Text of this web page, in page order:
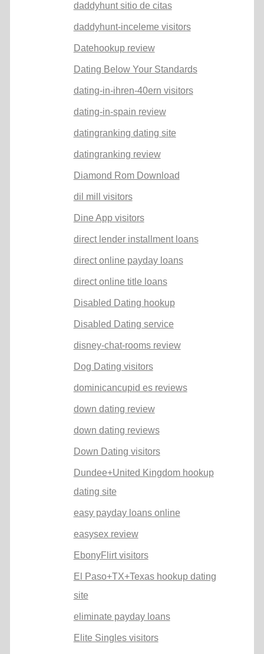
daddyhunt sitio de citas
daddyhunt-inceleme visitors
Datehookup review
Dating Below Your Standards
dating-in-ihren-40ern visitors
dating-in-spain review
datingranking dating site
datingranking review
Diamond Rom Download
dil mill visitors
Dine App visitors
direct lender installment loans
direct online payday loans
direct online title loans
Disabled Dating hookup
Disabled Dating service
disney-chat-rooms review
Dog Dating visitors
dominicancupid es reviews
down dating review
down dating reviews
Down Dating visitors
Dundee+United Kingdom hookup
dating site
easy payday loans online
easysex review
EbonyFlirt visitors
El Paso+TX+Texas hookup dating
site
eliminate payday loans
Elite Singles visitors